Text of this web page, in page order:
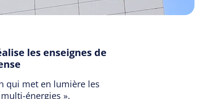
les enseignes de
qui met en lumière les
énergies ».